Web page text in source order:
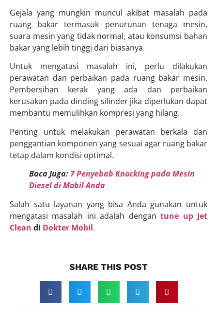
Gejala yang mungkin muncul akibat masalah pada
ruang bakar termasuk penurunan tenaga mesin,
suara mesin yang tidak normal, atau konsumsi bahan
bakar yang lebih tinggi dari biasanya.
Untuk mengatasi masalah ini, perlu dilakukan
perawatan dan perbaikan pada ruang bakar mesin.
Pembersihan kerak yang ada dan perbaikan
kerusakan pada dinding silinder jika diperlukan dapat
membantu memulihkan kompresi yang hilang.
Penting untuk melakukan perawatan berkala dan
penggantian komponen yang sesuai agar ruang bakar
tetap dalam kondisi optimal.
Baca Juga:7 Penyebab Knocking pada Mesin
Diesel di Mobil Anda
Salah satu layanan yang bisa Anda gunakan untuk
mengatasi masalah ini adalah dengantune up Jet
Clean di Dokter Mobil.
SHARE THIS POST​